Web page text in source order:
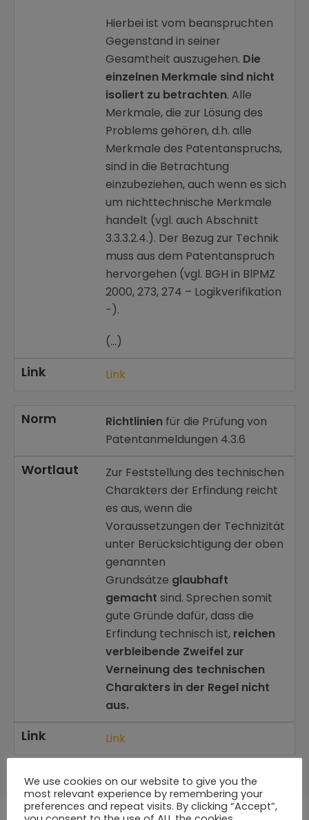
Hierbei ist vom beanspruchten
Gegenstand in seiner
Gesamtheit auszugehen. Die
einzelnen Merkmale sind nicht
isoliert zu betrachten. Alle
Merkmale, die zur Lösung des
Problems gehören, d.h. alle
Merkmale des Patentanspruchs,
sind in die Betrachtung
einzubeziehen, auch wenn es sich
um nichttechnische Merkmale
handelt (vgl. auch Abschnitt
3.3.3.2.4.). Der Bezug zur Technik
muss aus dem Patentanspruch
hervorgehen (vgl. BGH in BlPMZ
2000, 273, 274 – Logikverifikation
-).
(…)
Link Link
Norm Richtlinienfür die Prüfung von
Patentanmeldungen 4.3.6
Wortlaut
Zur Feststellung des technischen
Charakters der Erfindung reicht
es aus, wenn die
Voraussetzungen der Technizität
unter Berücksichtigung der oben
genannten
Grundsätze glaubhaft
gemacht sind. Sprechen somit
gute Gründe dafür, dass die
Erfindung technisch ist, reichen
verbleibende Zweifel zur
Verneinung des technischen
Charakters in der Regel nicht
aus.
Link Link
We use cookies on our website to give you the
most relevant experience by remembering your
preferences and repeat visits. By clicking “Accept”,